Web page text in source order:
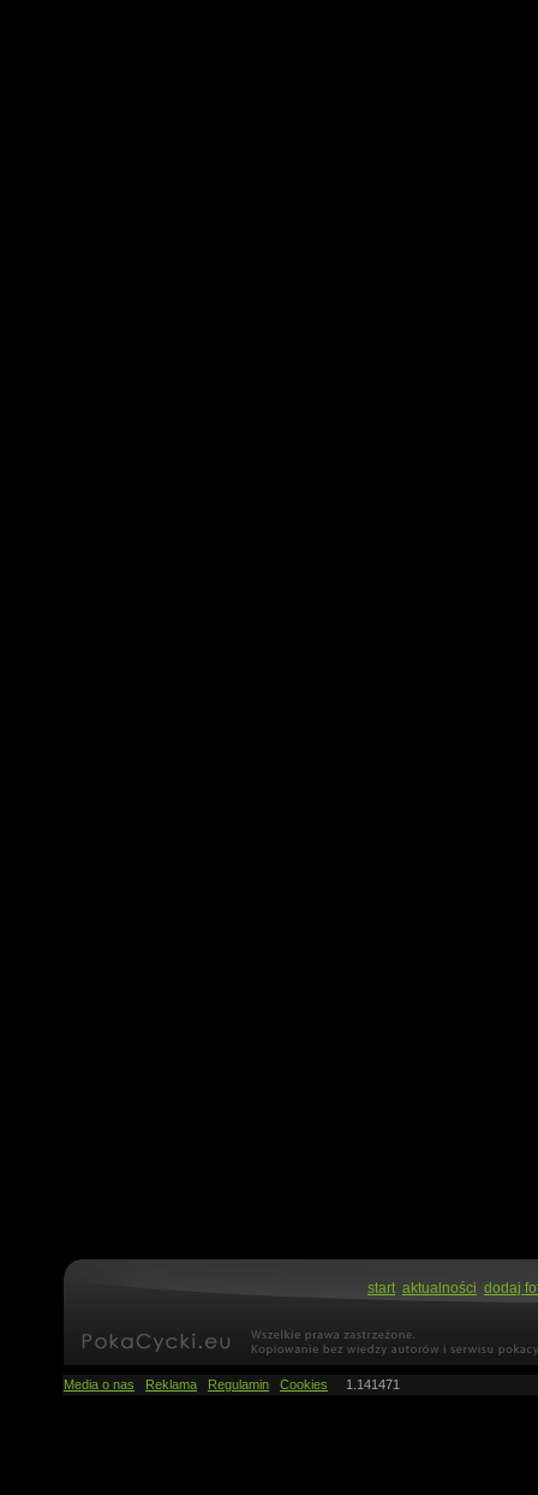
start aktualności dodaj
Media o nas Reklama Regulamin Cookies 1.141471